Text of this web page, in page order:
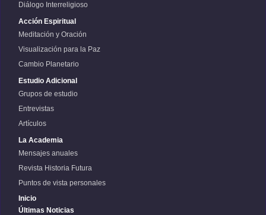
Diálogo Interreligioso
Acción Espiritual
Meditación y Oración
Visualización para la Paz
Cambio Planetario
Estudio Adicional
Grupos de estudio
Entrevistas
Artículos
La Academia
Mensajes anuales
Revista Historia Futura
Puntos de vista personales
Inicio
Últimas Noticias